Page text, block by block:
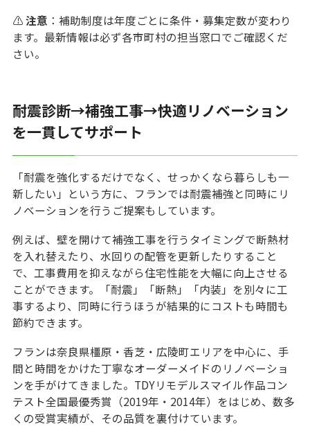
⚠️注意 ：補助制度は年度ごとに条件・募集定数が変わり
ます。最新情報は必ず各市町村の担当窓口でご確認くだ
さい。
耐震診断→補強工事→快適リノベーション
を一貫してサポート
「耐震を強化するだけでなく、せっかくなら暮らしも一
新したい」という方に、フランでは耐震補強と同時にリ
ノベーションを行うご提案もしています。
例えば、壁を開けて補強工事を行うタイミングで断熱材
を入れ替えたり、水回りの配管を更新したりすること
で、工事費用を抑えながら住宅性能を大幅に向上させる
ことができます。「耐震」「断熱」「内装」を別々に工
事するより、同時に行うほうが結果的にコストも時間も
節約できます。
フランは奈良県橿原・香芝・広陵町エリアを中心に、手
間と時間をかけた丁寧なオーダーメイドのリノベーショ
ンを手がけてきました。TDYリモデルスマイル作品コン
テスト全国最優秀賞（2019年・2014年）をはじめ、数多
くの受賞実績が、その品質を裏付けています。